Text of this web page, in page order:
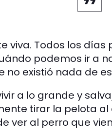
viva. Todos los días
podemos ir a
no existió nada de
a lo grande y
tirar la pelota al
ver al perro que